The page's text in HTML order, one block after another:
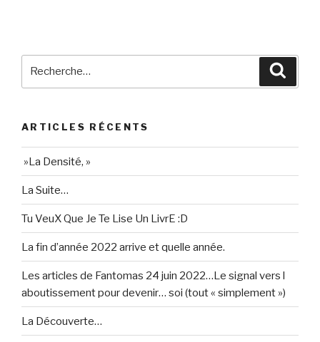
ARTICLES RÉCENTS
»La Densité, »
La Suite…
Tu VeuX Que Je Te Lise Un LivrE :D
La fin d’année 2022 arrive et quelle année.
Les articles de Fantomas 24 juin 2022…Le signal vers l
aboutissement pour devenir… soi (tout « simplement »)
La Découverte…